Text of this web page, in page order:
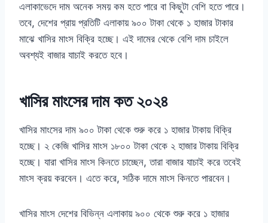
এলাকাভেদে দাম অনেক সময় কম হতে পারে বা কিছুটা বেশি হতে পারে।
তবে, দেশের প্রায় প্রতিটি এলাকায় ৯০০ টাকা থেকে ১ হাজার টাকার
মাঝে খাসির মাংস বিক্রি হচ্ছে। এই দামের থেকে বেশি দাম চাইলে
অবশ্যই বাজার যাচাই করতে হবে।
খাসির মাংসের দাম কত ২০২৪
খাসির মাংসের দাম ৯০০ টাকা থেকে শুরু করে ১ হাজার টাকায় বিক্রি
হচ্ছে। ২ কেজি খাসির মাংস ১৮০০ টাকা থেকে ২ হাজার টাকায় বিক্রি
হচ্ছে। যারা খাসির মাংস কিনতে চাচ্ছেন, তারা বাজার যাচাই করে তবেই
মাংস ক্রয় করবেন। এতে করে, সঠিক দামে মাংস কিনতে পারবেন।
খাসির মাংস দেশের বিভিন্ন এলাকায় ৯০০ থেকে শুরু করে ১ হাজার